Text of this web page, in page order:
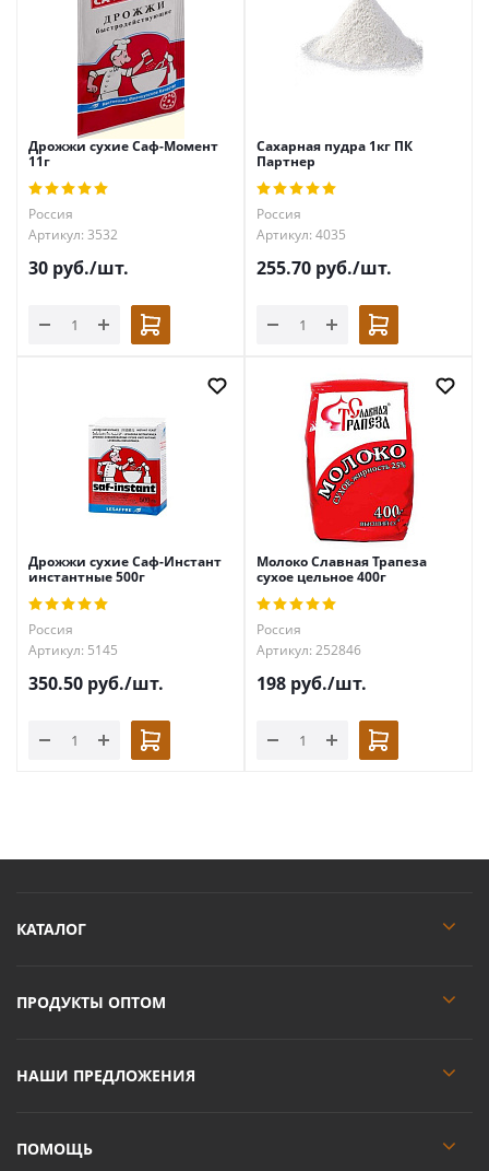
Дрожжи сухие Саф-Момент
11г
Россия
Артикул: 3532
30 руб./шт.
Сахарная пудра 1кг ПК
Партнер
Россия
Артикул: 4035
255.70 руб./шт.
Дрожжи сухие Саф-Инстант
инстантные 500г
Россия
Артикул: 5145
350.50 руб./шт.
Молоко Славная Трапеза
сухое цельное 400г
Россия
Артикул: 252846
198 руб./шт.
КАТАЛОГ
ПРОДУКТЫ ОПТОМ
НАШИ ПРЕДЛОЖЕНИЯ
ПОМОЩЬ